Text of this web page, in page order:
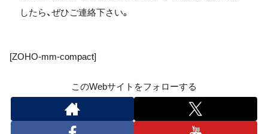
したら、ぜひご連絡下さい。
[ZOHO-mm-compact]
このWebサイトをフォローする